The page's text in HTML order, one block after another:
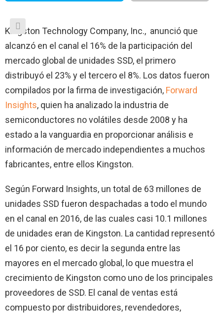
Kingston Technology Company, Inc., anunció que
alcanzó en el canal el 16% de la participación del
mercado global de unidades SSD, el primero
distribuyó el 23% y el tercero el 8%. Los datos fueron
compilados por la firma de investigación, Forward
Insights, quien ha analizado la industria de
semiconductores no volátiles desde 2008 y ha
estado a la vanguardia en proporcionar análisis e
información de mercado independientes a muchos
fabricantes, entre ellos Kingston.
Según Forward Insights, un total de 63 millones de
unidades SSD fueron despachadas a todo el mundo
en el canal en 2016, de las cuales casi 10.1 millones
de unidades eran de Kingston. La cantidad representó
el 16 por ciento, es decir la segunda entre las
mayores en el mercado global, lo que muestra el
crecimiento de Kingston como uno de los principales
proveedores de SSD. El canal de ventas está
compuesto por distribuidores, revendedores,